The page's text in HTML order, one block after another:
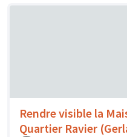
Rendre visible la
Quartier Ravier